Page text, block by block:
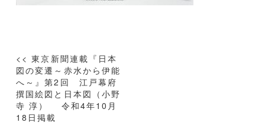
投
稿
ナ
ビ
ゲ
<< 東京新聞連載『日本
図の変遷～赤水から伊能
へ～』第2回 江戸幕府
撰国絵図と日本図（小野
寺 淳） 令和4年10月
18日掲載